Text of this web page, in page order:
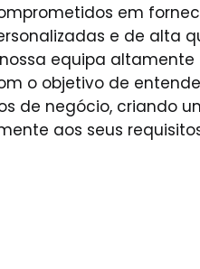
em
e de alta
equipa altamente
o objetivo de
de negócio, criando
aos seus